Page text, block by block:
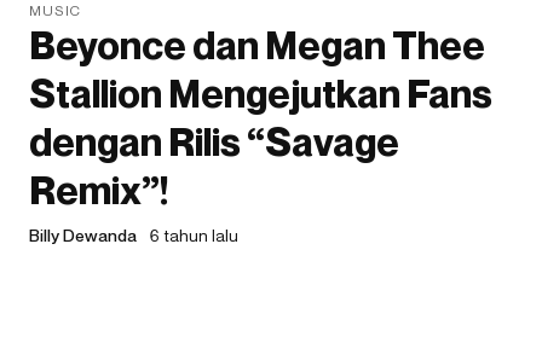
MUSIC
Beyonce dan Megan Thee
Stallion Mengejutkan Fans
dengan Rilis “Savage
Remix”!
Billy Dewanda 6 tahun lalu